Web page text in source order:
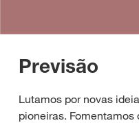
Previsão
Lutamos por novas
pioneiras.